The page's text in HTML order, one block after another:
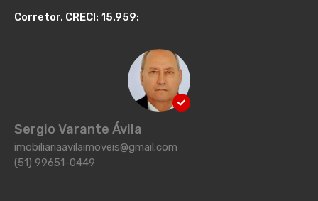
Corretor. CRECI: 15.959:
Sergio Varante Ávila
imobiliariaavilaimoveis@gmail.com
(51) 99651-0449